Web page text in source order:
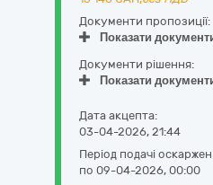
Документи пропозиції:
Показати
Документи рішення:
Показати
Дата акцепта:
03-04-2026, 21:44
Період подачі
по 09-04-2026, 00:00